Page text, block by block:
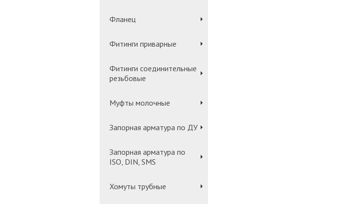
Фланец
Фитинги приварные
Фитинги соединительные
резьбовые
Муфты молочные
Запорная арматура по ДУ
Запорная арматура по
ISO, DIN, SMS
Хомуты трубные